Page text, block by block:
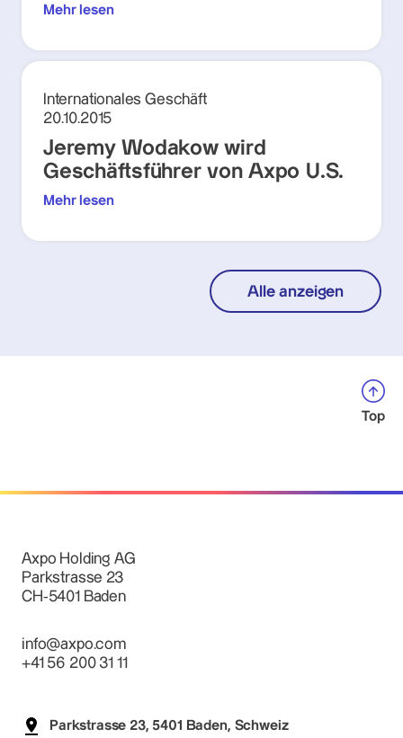
Mehr lesen
Internationales Geschäft
20.10.2015
Jeremy Wodakow wird
Geschäftsführer von Axpo U.S.
Mehr lesen
Alle anzeigen
Top
Axpo Holding AG
Parkstrasse 23
CH-5401 Baden
info@axpo.com
+41 56 200 31 11
Parkstrasse 23, 5401 Baden, Schweiz